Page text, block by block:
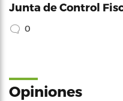
Junta de Control
0
Opiniones